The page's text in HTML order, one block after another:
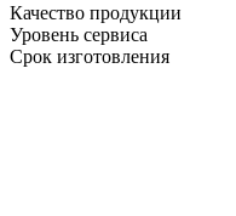
Качество продукции
Уровень сервиса
Срок изготовления